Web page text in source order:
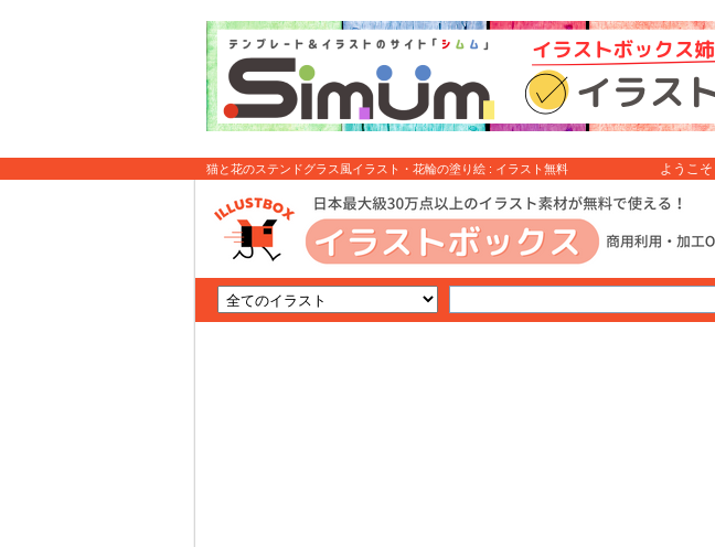
猫と花のステンドグラス風イラスト・花輪の塗り絵 : イラスト無料 ようこそ